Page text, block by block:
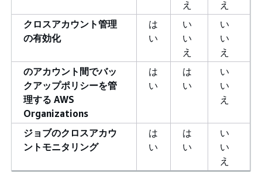
え
え
クロスアカウント管理
の有効化
は
い
い
い
え
い
い
え
のアカウント間でバッ
クアップポリシーを管
理する AWS
Organizations
は
い
は
い
い
い
え
ジョブのクロスアカウ
ントモニタリング
は
い
は
い
い
い
え